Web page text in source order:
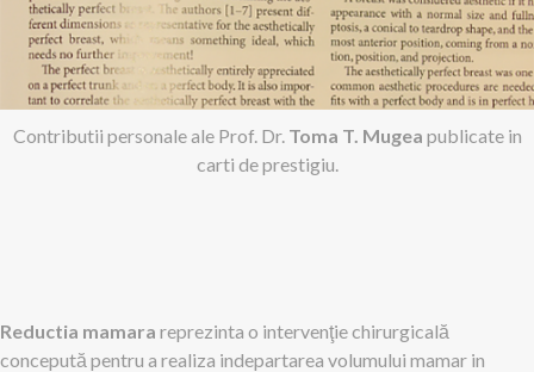
Contributii personale ale Prof. Dr. Toma T. Mugea publicate in
carti de prestigiu.
Reductia mamara reprezinta o intervenţie chirurgicală
concepută pentru a realiza indepartarea volumului mamar in